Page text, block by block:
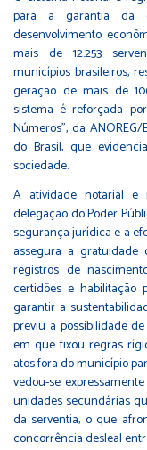
para a garantia da
desenvolvimento
mais de 12.253
municípios brasileiros,
geração de mais de
sistema é reforçada
Números", da
do Brasil, que
sociedade.
A atividade notarial e
delegação do Poder
segurança jurídica e a
assegura a gratuidade
registros de
certidões e habilitação
garantir a
previu a possibilidade
em que fixou regras
atos fora do município
vedou-se
unidades secundárias
da serventia, o que
concorrência desleal